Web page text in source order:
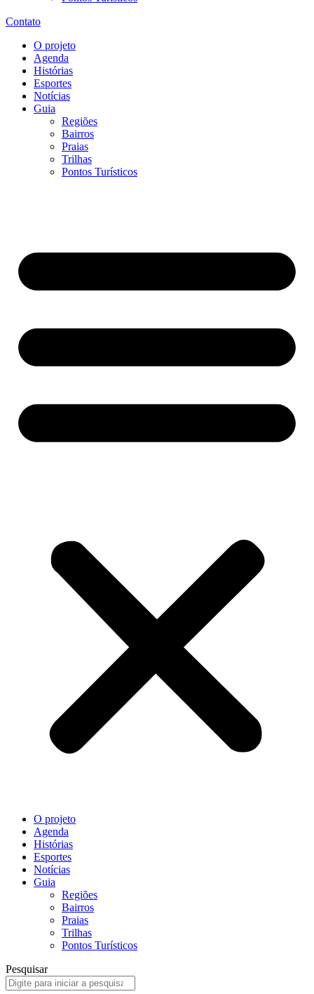
Contato
O projeto
Agenda
Histórias
Esportes
Notícias
Guia
Regiões
Bairros
Praias
Trilhas
Pontos Turísticos
O projeto
Agenda
Histórias
Esportes
Notícias
Guia
Regiões
Bairros
Praias
Trilhas
Pontos Turísticos
Pesquisar